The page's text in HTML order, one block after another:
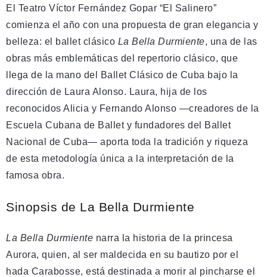
El Teatro Víctor Fernández Gopar “El Salinero”
comienza el año con una propuesta de gran elegancia y
belleza: el ballet clásico La Bella Durmiente, una de las
obras más emblemáticas del repertorio clásico, que
llega de la mano del Ballet Clásico de Cuba bajo la
dirección de Laura Alonso. Laura, hija de los
reconocidos Alicia y Fernando Alonso —creadores de la
Escuela Cubana de Ballet y fundadores del Ballet
Nacional de Cuba— aporta toda la tradición y riqueza
de esta metodología única a la interpretación de la
famosa obra.
Sinopsis de La Bella Durmiente
La Bella Durmiente narra la historia de la princesa
Aurora, quien, al ser maldecida en su bautizo por el
hada Carabosse, está destinada a morir al pincharse el